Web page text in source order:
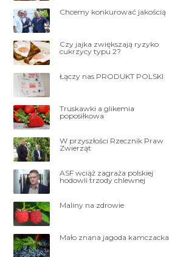
Chcemy konkurować jakością
Czy jajka zwiększają ryzyko
cukrzycy typu 2?
Łączy nas PRODUKT POLSKI
Truskawki a glikemia
poposiłkowa
W przyszłości Rzecznik Praw
Zwierząt
ASF wciąż zagraża polskiej
hodowli trzody chlewnej
Maliny na zdrowie
Mało znana jagoda kamczacka